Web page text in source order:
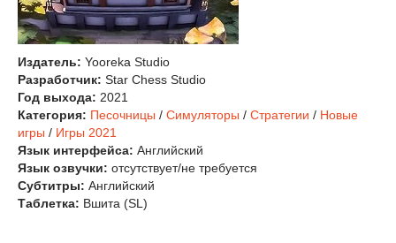
Издатель: Yooreka Studio
Разработчик: Star Chess Studio
Год выхода: 2021
Категория: Песочницы / Симуляторы / Стратегии / Новые
игры / Игры 2021
Язык интерфейса: Английский
Язык озвучки: отсутствует/не требуется
Субтитры: Английский
Таблетка: Вшита (SL)